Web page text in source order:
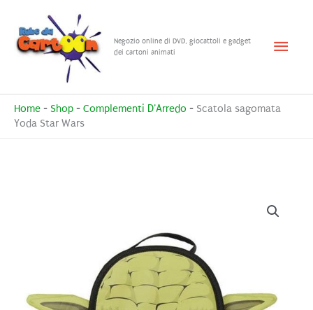
contenuto
Negozio online di DVD, giocattoli e gadget
dei cartoni animati
Menu
Home - Shop - Complementi D'Arredo - Scatola sagomata
Yoda Star Wars